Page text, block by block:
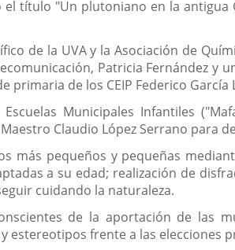
título "Un plutoniano en la
de la UVA y la Asociación de
Patricia Fernández
primaria de los CEIP Federico
Municipales Infantiles
Claudio López Serrano para
más pequeños y pequeñas
a su edad; realización de
cuidando la naturaleza.
de la aportación de las
estereotipos frente a las elecciones